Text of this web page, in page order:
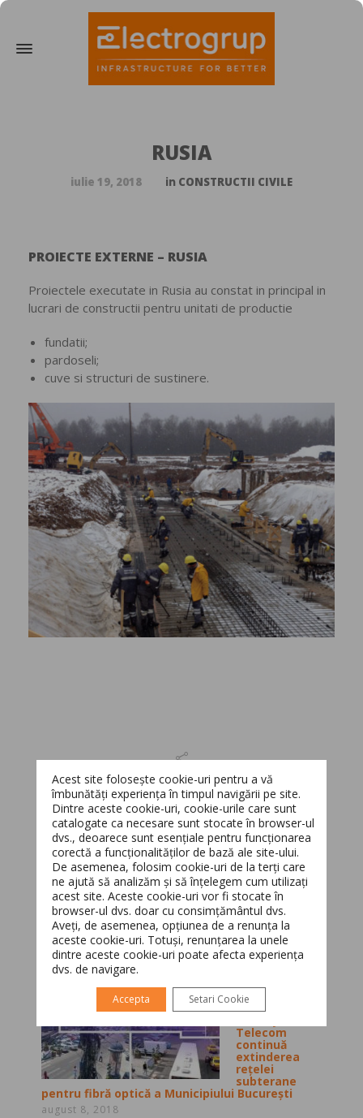
RUSIA
iulie 19, 2018 in CONSTRUCTII CIVILE
PROIECTE EXTERNE – RUSIA
Proiectele executate in Rusia au constat in principal in
lucrari de constructii pentru unitati de productie
fundatii;
pardoseli;
cuve si structuri de sustinere.
Cele mai citite
Electrogrup,
partenerul FC
Universitatea
Cluj pentru
următoarele 3
sezoane
august 7, 2018
Parteneriatul dintre compania clujeană
Electrogrup, lider în domeniul construcţiei de
infrastructură...
Telecom
continuă
extinderea
rețelei
subterane
pentru fibră optică a Municipiului București
august 8, 2018
Switch The Language
Română English
Acest site folosește cookie-uri pentru a vă
îmbunătăți experiența în timpul navigării pe site.
Dintre aceste cookie-uri, cookie-urile care sunt
catalogate ca necesare sunt stocate în browser-ul
dvs., deoarece sunt esențiale pentru funcționarea
corectă a funcționalităților de bază ale site-ului.
De asemenea, folosim cookie-uri de la terți care
ne ajută să analizăm și să înțelegem cum utilizați
acest site. Aceste cookie-uri vor fi stocate în
browser-ul dvs. doar cu consimțământul dvs.
Aveți, de asemenea, opțiunea de a renunța la
aceste cookie-uri. Totuși, renunțarea la unele
dintre aceste cookie-uri poate afecta experiența
dvs. de navigare.
Accepta Setari Cookie